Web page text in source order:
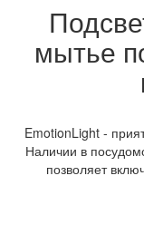
мытье
EmotionLight -
Наличии в
позволяет